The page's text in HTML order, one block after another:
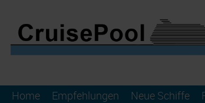
Home Empfehlungen Neue Schiffe